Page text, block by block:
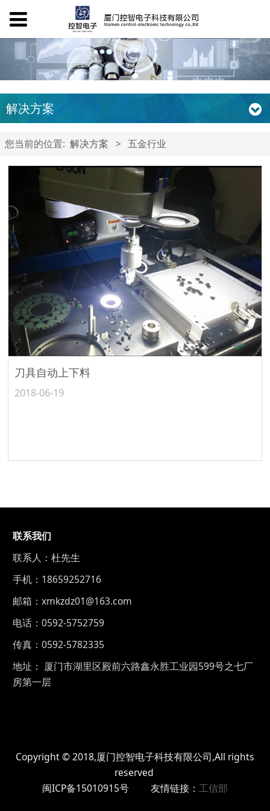
解决方案
您当前的位置: 解决方案 > 五金行业
刀具自动上下料
2018-06-19
联系我们
联系人：杜先生
手机：18659252716
邮箱：xmkzdz01@163.com
电话：0592-5752759
传真：0592-5782335
地址： 厦门市湖里区殿前六路鑫永胜工业园599号之七厂
房第一层
Copyright © 2018,厦门控智电子科技有限公司,All rights
reserved
闽ICP备15010915号 友情链接： 工信部